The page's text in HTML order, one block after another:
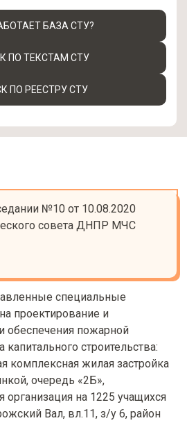
№10 от 10.08.2020
совета ДНПР МЧС
специальные
проектирование и
обеспечения пожарной
капитального строительства:
комплексная жилая застройка
очередь «2Б»,
организация на 1225 учащихся
Вал, вл.11, з/у 6, район
БАЗА СТУ?
ПО ТЕКСТАМ СТУ
ПО РЕЕСТРУ СТУ